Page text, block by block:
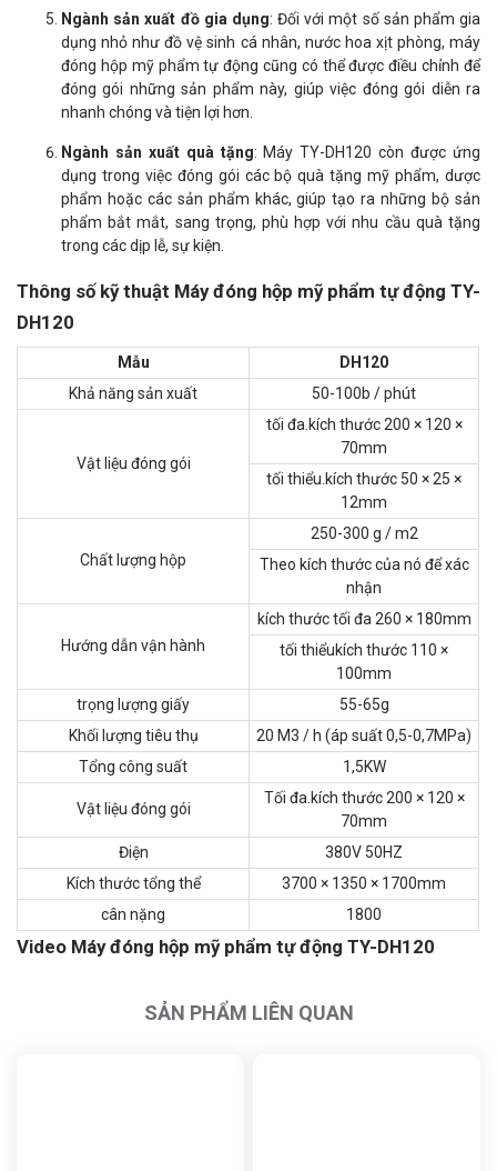
Ngành sản xuất đồ gia dụng: Đối với một số sản phẩm gia
dụng nhỏ như đồ vệ sinh cá nhân, nước hoa xịt phòng, máy
đóng hộp mỹ phẩm tự động cũng có thể được điều chỉnh để
đóng gói những sản phẩm này, giúp việc đóng gói diễn ra
nhanh chóng và tiện lợi hơn.
Ngành sản xuất quà tặng: Máy TY-DH120 còn được ứng
dụng trong việc đóng gói các bộ quà tặng mỹ phẩm, dược
phẩm hoặc các sản phẩm khác, giúp tạo ra những bộ sản
phẩm bắt mắt, sang trọng, phù hợp với nhu cầu quà tặng
trong các dịp lễ, sự kiện.
Thông số kỹ thuật Máy đóng hộp mỹ phẩm tự động TY-
DH120
Mẫu
DH120
Khả năng sản xuất
50-100b / phút
Vật liệu đóng gói
tối đa.kích thước 200 × 120 ×
70mm
tối thiểu.kích thước 50 × 25 ×
12mm
Chất lượng hộp
250-300 g / m2
Theo kích thước của nó để xác
nhận
Hướng dẫn vận hành
kích thước tối đa 260 × 180mm
tối thiểukích thước 110 ×
100mm
trọng lượng giấy
55-65g
Khối lượng tiêu thụ
20 M3 / h (áp suất 0,5-0,7MPa)
Tổng công suất
1,5KW
Vật liệu đóng gói
Tối đa.kích thước 200 × 120 ×
70mm
Điện
380V 50HZ
Kích thước tổng thể
3700 × 1350 × 1700mm
cân nặng
1800
Video Máy đóng hộp mỹ phẩm tự động TY-DH120
SẢN PHẨM LIÊN QUAN